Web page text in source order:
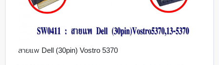
สายแพ Dell (30pin) Vostro 5370